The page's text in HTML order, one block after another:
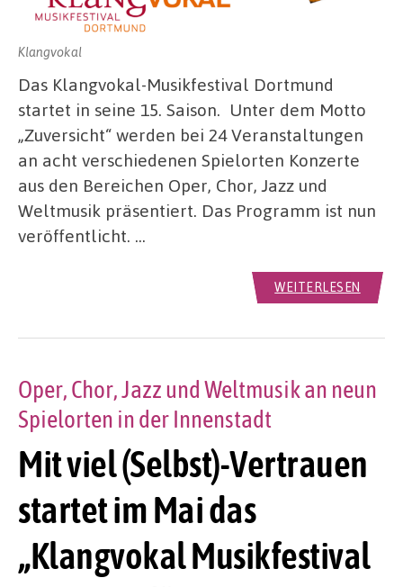
Klangvokal
Das Klangvokal-Musikfestival Dortmund
startet in seine 15. Saison. Unter dem Motto
„Zuversicht“ werden bei 24 Veranstaltungen
an acht verschiedenen Spielorten Konzerte
aus den Bereichen Oper, Chor, Jazz und
Weltmusik präsentiert. Das Programm ist nun
veröffentlicht. …
WEITERLESEN
Mit viel (Selbst)-Vertrauen
startet im Mai das
„Klangvokal Musikfestival
Oper, Chor, Jazz und Weltmusik an neun
Spielorten in der Innenstadt